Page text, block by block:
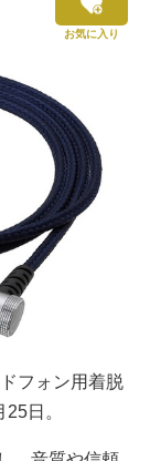
お気に入り
フォン用着脱
日。